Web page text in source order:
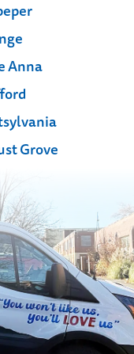
Anna
Grove